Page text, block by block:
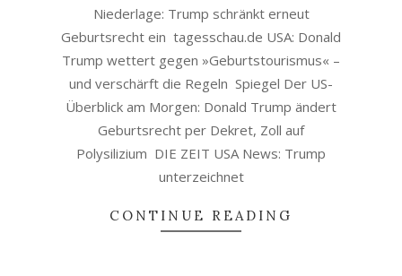
Niederlage: Trump schränkt erneut
Geburtsrecht ein tagesschau.de USA: Donald
Trump wettert gegen »Geburtstourismus« –
und verschärft die Regeln Spiegel Der US-
Überblick am Morgen: Donald Trump ändert
Geburtsrecht per Dekret, Zoll auf
Polysilizium DIE ZEIT USA News: Trump
unterzeichnet
CONTINUE READING